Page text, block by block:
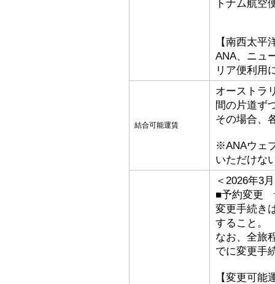
トナム航空
【南西太平
ANA、ニュ
リア便利用
結合可能運賃
オーストラ
間の片道ず
その場合、
※ANAウェ
いただけな
＜2026年3
■予約変更
変更手続き
すること。
なお、全旅
でに変更手
【変更可能